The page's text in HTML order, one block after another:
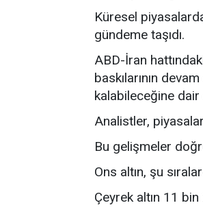
Küresel
gündeme taşıdı.
ABD-İran
baskılarının
kalabileceğine dair
Analistler,
Bu gelişmeler
Ons altın, şu
Çeyrek altın 11